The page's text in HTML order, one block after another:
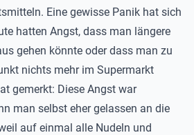
Eine gewisse Panik hat sich
hatten Angst, dass man längere
gehen könnte oder dass man zu
nichts mehr im Supermarkt
gemerkt: Diese Angst war
man selbst eher gelassen an die
auf einmal alle Nudeln und